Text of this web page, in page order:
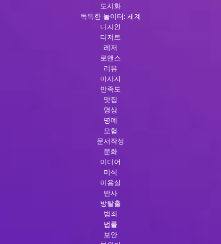
도시화
독특한 놀이터: 세계
디자인
디저트
레저
로맨스
리뷰
마사지
만족도
맛집
명상
명예
모험
문서작성
문화
미디어
미식
미용실
반사
방탈출
범죄
법률
보안